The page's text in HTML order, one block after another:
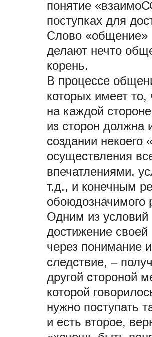
понятие
поступках для
Слово «общение»
делают нечто
корень.
В процессе
которых имеет то,
на каждой
из сторон должна
создании
осуществления
впечатлениями,
т.д., и конечным
обоюдозначимого
Одним из
достижение
через понимание
следствие, –
другой стороной
которой
нужно поступать
и есть второе,